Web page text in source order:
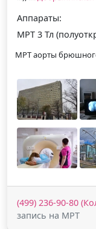
Аппараты:
МРТ 3 Тл
МРТ аорты
(499) 236-90-80
запись на МРТ